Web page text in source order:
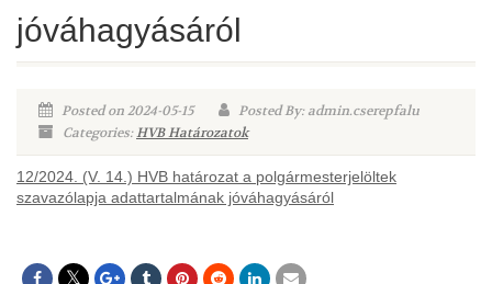
jóváhagyásáról
Posted on 2024-05-15
Posted By: admin.cserepfalu
Categories:HVB Határozatok
12/2024. (V. 14.) HVB határozat a polgármesterjelöltek
szavazólapja adattartalmának jóváhagyásáról